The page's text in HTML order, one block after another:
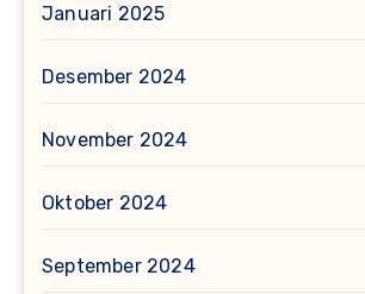
Januari 2025
Desember 2024
November 2024
Oktober 2024
September 2024